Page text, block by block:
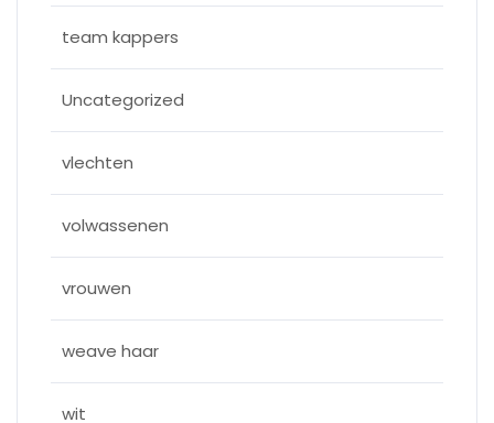
team kappers
Uncategorized
vlechten
volwassenen
vrouwen
weave haar
wit